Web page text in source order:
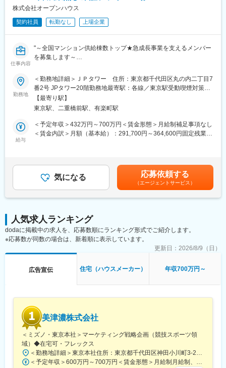
転勤もなく、ワークライフバランスを整えながら就業できる環境
不動産販売、海外不動産事業展開など住まい全般において幅広い
事業を展開しております。
め国内はもちろん海外の建築デザイン賞にもエントリーを率先し
て行い、数々の賞を受賞しているデザイン性の高い商品を供給し
ております。
現在は年間100棟強を供給、内訳は分譲住宅9割、注文住宅1割程
給しております。
自然光をたっぷり採り込める天井の高い住まいや、自然素材をふ
株式会社オープンハウス
契約社員 転勤なし 上場企業
仕事内容
"～全国マンション供給棟数トップ★急成長事業を支えるメンバー
を募集します～
当社のマンション開発事業部において、広告審査をご担当いただ
きます。
営業部門や企画部門、広告代理店が作成した広告・販促グッズに
ついて、審査業務をご担当いただきます。
＜対象＞
商品ホームページ、メールマガジン、チラシ、販促グッズ など
＜関連法令＞
※部門の業務内容は多岐にわたりますが、スキルや適性に応じ、少
しずつ業務をお任せいたします。
トネス等の共有施設はシンプルにし建築コストを削減すること
で、住空間や外観デザイン、構造部分にはしっかりとコストをか
けながら、中低層型のハイクラスの物件を魅力ある価格で提供し
で、お客様に“等身大”の「都心」×「駅近」マンションを提供して
※１：株式会社不動産経済研究所作成「2021年・2022年・2023
■就業環境：
20:00にPCが自動でシャットダウンするシステムを導入していま
す。また、長期休暇を連続で取得できる環境が整っており、夏季
休暇(10日)、冬季休暇(11日)等、メリハリをつけて働くことが可能
です。
勤務地
＜勤務地詳細＞ＪＰタワー 住所：東京都千代田区丸の内二丁目7
番2号 JPタワー20階勤務地最寄駅：各線／東京駅受動喫煙対策：
敷地内喫煙可能場所あり
【最寄り駅】
東京駅、二重橋前駅、有楽町駅
給与
＜予定年収＞432万円～700万円＜賃金形態＞月給制補足事項なし
＜賃金内訳＞月額（基本給）：291,700円～364,600円固定残業手
＞※給与詳細は経験・スキル等を踏まえて同社規定により決定しま
す。■賞与：年2回■昇給・昇格：年2回賃金はあくまでも目安の金
額であり、選考を通じて上下する可能性があります。月給(月額)は
固定手当を含めた表記です。
気になる 応募依頼する
（エージェントサービス）
人気求人ランキング
dodaに掲載中の求人を、応募数順にランキング形式でご紹介します。
※応募数が同数の場合は、新着順に表示しています。
更新日： 2026/8/9（日）
広告宣伝 住宅（ハウスメーカー） 年収700万円～
美津濃株式会社
＜ミズノ・東京本社＞マーケティング戦略企画（競技スポーツ領
域）◆在宅可・フレックス
＜勤務地詳細＞東京本社住所：東京都千代田区神田小川町3-22 勤務地最寄駅：JR各線／御茶ノ水駅受動喫煙対策：敷地内全面禁煙変更の範囲：会社の定める事業所（リモートワーク含む）
＜予定年収＞600万円～700万円＜賃金形態＞月給制月給制、昇給年1回（6月）、賞与年2回（夏・冬）＜賃金内訳＞月額（基本給）：375,000円～400,000円＜月給＞375,000円～400,000円＜昇給有無＞有＜残業手当＞有＜給与補足＞賞与は年2回（夏・冬）支給、4ヶ月分程度。賃金はあくまでも目安の金額であり、選考を通じて上下する可能性があります。月給(月額)は固定手当を含めた表記です。